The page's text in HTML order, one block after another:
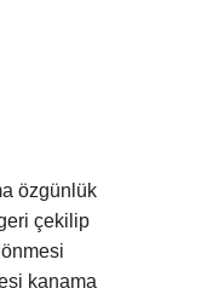
özgünlük
çekilip
kanama